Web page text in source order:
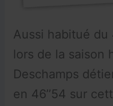
Aussi habitué
lors de la saison
Deschamps
en 46’’54 sur